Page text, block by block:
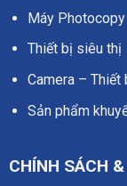
Máy Photocopy
Thiết bị siêu thị
Camera – Thiết
Sản phẩm
CHÍNH SÁCH